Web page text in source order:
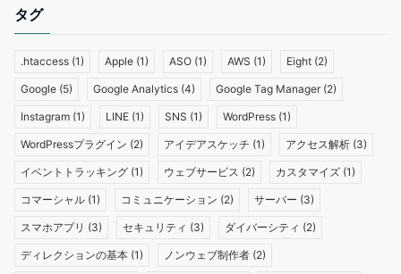
タグ
.htaccess (1) Apple (1) ASO (1) AWS (1) Eight (2)
Google (5) Google Analytics (4) Google Tag Manager(2)
Instagram (1) LINE (1) SNS (1) WordPress (1)
WordPressプラグイン (2) アイデアスケッチ (1) アクセス解析 (3)
イベントトラッキング (1) ウェブサービス (2) カスタマイズ (1)
コマーシャル (1) コミュニケーション (2) サーバー (3)
スマホアプリ (3) セキュリティ (3) ダイバーシティ (2)
ディレクションの基本 (1) ノンウェブ制作者 (2)